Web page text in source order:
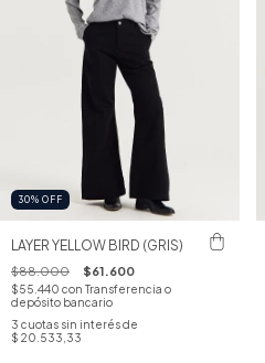
30% OFF
LAYER YELLOW BIRD (GRIS)
$88.000 $61.600
$55.440 con Transferencia o
depósito bancario
3 cuotas sin interés de
$ 20.533,33